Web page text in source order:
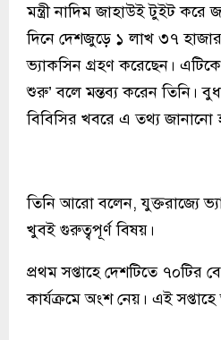
মন্ত্রী নাদিম জাহাউই টুইট করে
দিনে দেশজুড়ে ১ লাখ ৩৭
ভ্যাকসিন গ্রহণ করেছেন।
শুরু’ বলে মন্তব্য করেন তিনি।
বিবিসির খবরে এ তথ্য জানানো
তিনি আরো বলেন, যুক্তরাজ্যে
খুবই গুরুত্বপূর্ণ বিষয়।
প্রথম সপ্তাহে দেশটিতে ৭০টির
কার্যক্রমে অংশ নেয়। এই